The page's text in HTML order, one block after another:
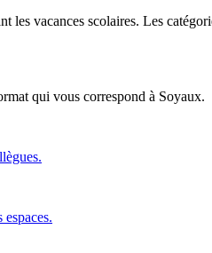
les vacances scolaires. Les
qui vous correspond à Soyaux.